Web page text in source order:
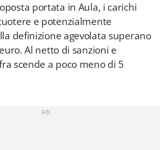
portata in Aula, i carichi
e potenzialmente
definizione agevolata superano
Al netto di sanzioni e
scende a poco meno di 5
Adv